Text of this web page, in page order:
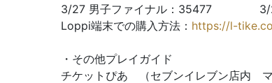
3/27 男子ファイナル：35477 3/28
Loppi端末での購入方法： https://l-
・その他プレイガイド
チケットぴあ （セブンイレブン店内 マ